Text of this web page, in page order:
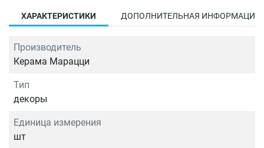
ХАРАКТЕРИСТИКИ ДОПОЛНИТЕЛЬНАЯ ИНФОРМАЦИЯ
Производитель
Керама Марацци
Тип
декоры
Единица измерения
шт